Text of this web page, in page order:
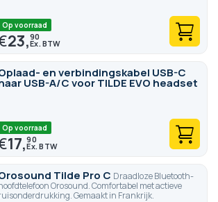
Op voorraad
23,90
en verbindingskabel USB-C
USB-A/C voor TILDE EVO headset
Op voorraad
17,90
Tilde Pro C Draadloze Bluetooth-
Orosound. Comfortabel met actieve
Gemaakt in Frankrijk.